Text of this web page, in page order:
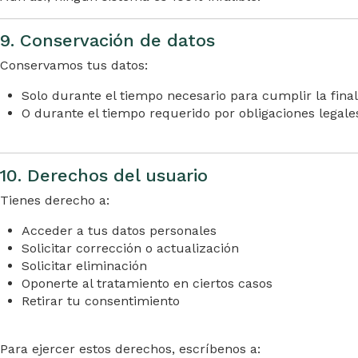
9. Conservación de datos
Conservamos tus datos:
Solo durante el tiempo necesario para cumplir la
O durante el tiempo requerido por obligaciones
10. Derechos del usuario
Tienes derecho a:
Acceder a tus datos personales
Solicitar corrección o actualización
Solicitar eliminación
Oponerte al tratamiento en ciertos casos
Retirar tu consentimiento
Para ejercer estos derechos, escríbenos a: